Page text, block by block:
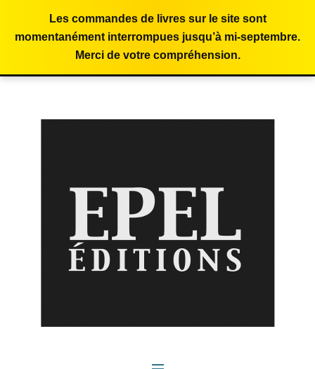
Les commandes de livres sur le site sont
momentanément interrompues jusqu’à mi-septembre.
Merci de votre compréhension.